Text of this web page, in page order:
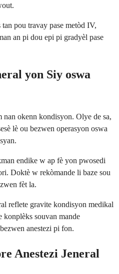
pou travay pase metòd IV,
an pi dou epi pi gradyèl pase
yon Siy oswa
nan okenn kondisyon. Olye de sa,
lè ou bezwen operasyon oswa
endike w ap fè yon pwosedi
Doktè w rekòmande li baze sou
fèt la.
reflete gravite kondisyon medikal
konplèks souvan mande
anestezi pi fon.
Anestezi Jeneral